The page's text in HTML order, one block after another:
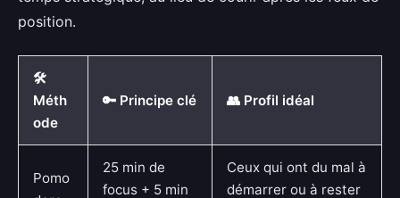
position.
🛠️
Méth
ode
🔑 Principe clé 👥 Profil idéal
Pomo
25 min de
focus + 5 min
Ceux qui ont du mal à
démarrer ou à rester